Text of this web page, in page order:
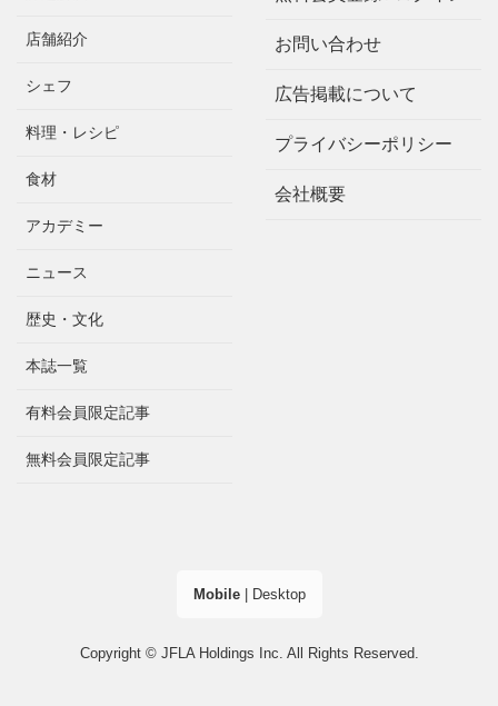
店舗紹介
シェフ
料理・レシピ
食材
アカデミー
ニュース
歴史・文化
本誌一覧
有料会員限定記事
無料会員限定記事
お問い合わせ
広告掲載について
プライバシーポリシー
会社概要
Mobile| Desktop
Copyright © JFLA Holdings Inc. All Rights Reserved.